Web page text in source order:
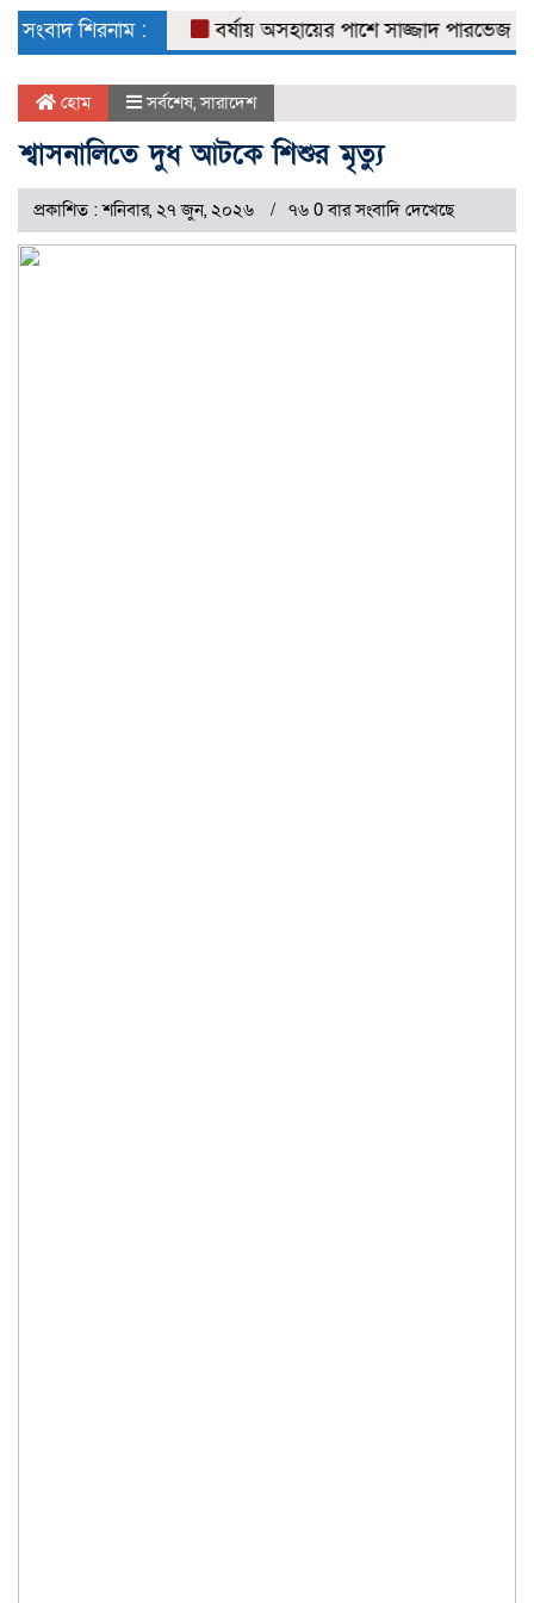
সংবাদ শিরনাম :
বর্ষায় অসহায়ের পাশে সাজ্জাদ পারভেজ
হোম সর্বশেষ,সারাদেশ
শ্বাসনালিতে দুধ আটকে শিশুর মৃত্যু
প্রকাশিত : শনিবার, ২৭ জুন, ২০২৬ ৭৬ 0 বার সংবাদি দেখেছে